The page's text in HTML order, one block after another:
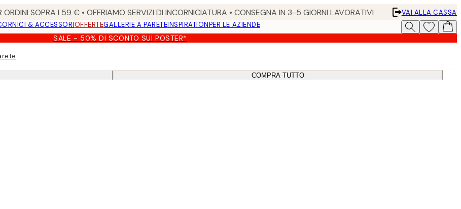
ORDINI SOPRA I 59 € • OFFRIAMO SERVIZI DI INCORNICIATURA • CONSEGNA IN 3-5 GIORNI LAVORATIVI
VAI ALLA CASSA
& ACCESSORIOFFERTEGALLERIE A PARETEINSPIRATIONPER LE AZIENDE
SALE - 50% DI SCONTO SUI POSTER*
COMPRA TUTTO